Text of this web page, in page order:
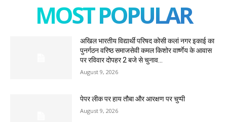
MOST POPULAR
अखिल भारतीय विद्यार्थी परिषद कोसी कलां नगर इकाई का
पुनर्गठन वरिष्ठ समाजसेवी कमल किशोर वार्ष्णेय के आवास
पर रविवार दोपहर 2 बजे से चुनाव...
August 9, 2026
पेपर लीक पर हाय तौबा और आरक्षण पर चुप्पी
August 9, 2026